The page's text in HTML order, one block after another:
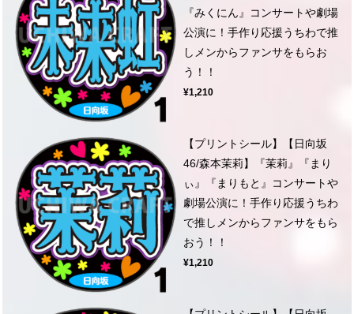
『みくにん』コンサートや劇場
公演に！手作り応援うちわで推
しメンからファンサをもらお
う！！
¥1,210
【プリントシール】【日向坂
46/森本茉莉】『茉莉』『まり
ぃ』『まりもと』コンサートや
劇場公演に！手作り応援うちわ
で推しメンからファンサをもら
おう！！
¥1,210